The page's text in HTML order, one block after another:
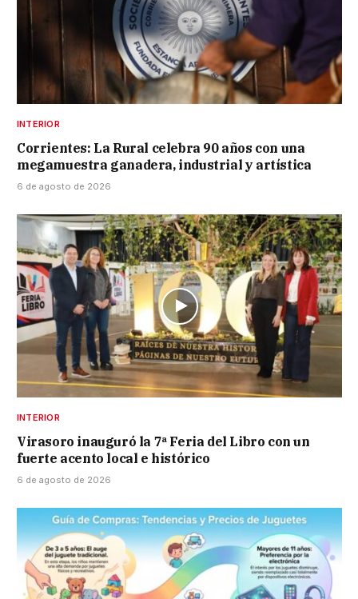
INTERIOR
Corrientes: La Rural celebra 90 años con una
megamuestra ganadera, industrial y artística
6 de agosto de 2026
INTERIOR
Virasoro inauguró la 7ª Feria del Libro con un
fuerte acento local e histórico
6 de agosto de 2026